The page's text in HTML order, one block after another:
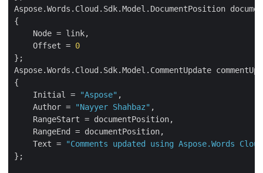
Aspose.Words.Cloud.Sdk.Model.DocumentPosition
{
    Node = link,
    Offset =
0
};
Aspose.Words.Cloud.Sdk.Model.CommentUpdate
{
    Initial =
"Aspose" ,
    Author =
"Nayyer Shahbaz" ,
    RangeStart = documentPosition,
    RangeEnd = documentPosition,
    Text =
"Comments updated using Aspose.Words
};